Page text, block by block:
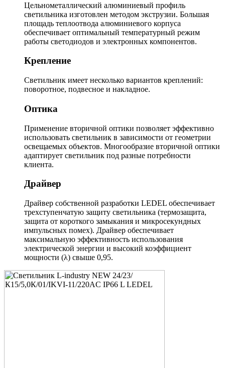
Цельнометаллический алюминиевый профиль
светильника изготовлен методом экструзии. Большая
площадь теплоотвода алюминиевого корпуса
обеспечивает оптимальный температурный режим
работы светодиодов и электронных компонентов.
Крепление
Светильник имеет несколько вариантов креплений:
поворотное, подвесное и накладное.
Оптика
Применение вторичной оптики позволяет эффективно
использовать светильник в зависимости от геометрии
освещаемых объектов. Многообразие вторичной оптики
адаптирует светильник под разные потребности
клиента.
Драйвер
Драйвер собственной разработки LEDEL обеспечивает
трехступенчатую защиту светильника (термозащита,
защита от короткого замыкания и микросекундных
импульсных помех). Драйвер обеспечивает
максимальную эффективность использования
электрической энергии и высокий коэффициент
мощности (λ) свыше 0,95.